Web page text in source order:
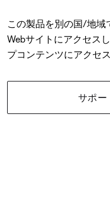
この製品を別の国/地域
Webサイトにアクセス
プコンテンツにアクセ
サポ